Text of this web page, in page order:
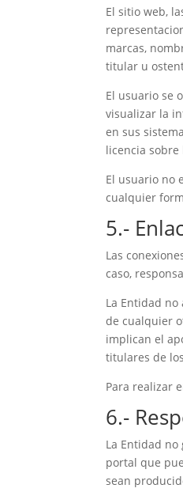
El sitio web,
marcas,
titular u
El usuario se
visualizar la
en sus
licencia
El usuario no
cualquier
5.-
Las
caso,
La Entidad
de cualquier
implican el
titulares de
Para realizar
6.-
La Entidad
portal que
sean